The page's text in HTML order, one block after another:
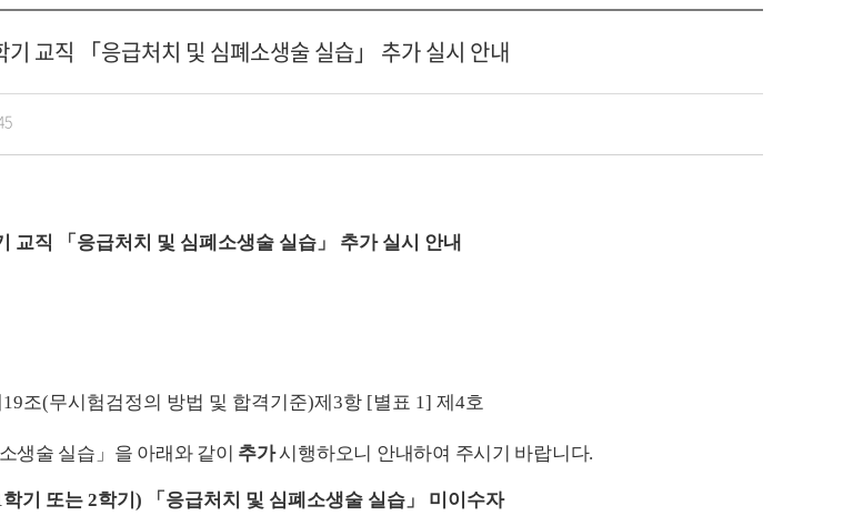
학부서
식
기 교직 「응급처치 및 심폐소생술 실습」 추가 실시 안내
교직 「 응급처치 및 심폐소생술 실습 」 추가 실시 안내
19조(무시험검정의 방법 및 합격기준)제3항 [별표 1] 제4호
생술 실습 」 을 아래와 같이 추가시행하오니 안내하여 주시기 바랍니다.
학기 또는 2학기 ) 「 응급처치 및 심폐소생술 실습 」 미이수자